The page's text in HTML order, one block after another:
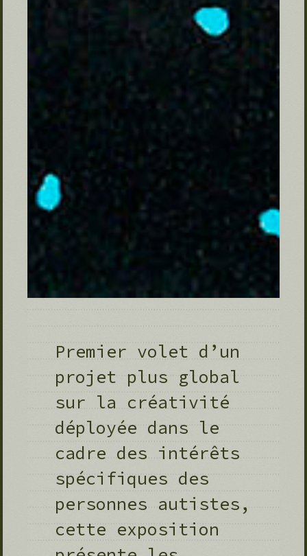
Premier volet d’un
projet plus global
sur la créativité
déployée dans le
cadre des intérêts
spécifiques des
personnes autistes,
cette exposition